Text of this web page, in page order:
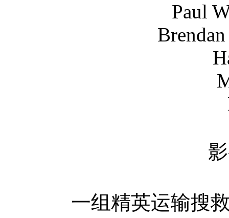
Paul
Brendan
Matt
一组精英运输搜救